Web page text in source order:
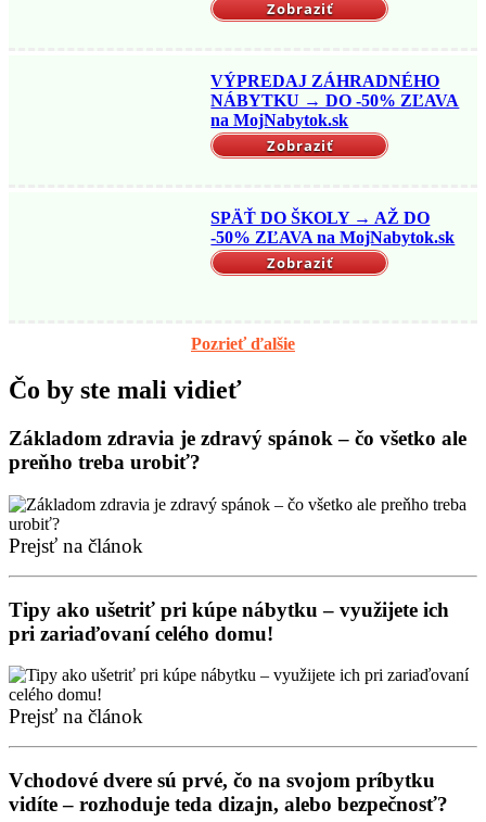
Zobraziť
VÝPREDAJ ZÁHRADNÉHO
NÁBYTKU → DO -50% ZĽAVA
na MojNabytok.sk
Zobraziť
SPÄŤ DO ŠKOLY → AŽ DO
-50% ZĽAVA na MojNabytok.sk
Zobraziť
Pozrieť ďalšie
Čo by ste mali vidieť
Základom zdravia je zdravý spánok – čo všetko ale
preňho treba urobiť?
Prejsť na článok
Tipy ako ušetriť pri kúpe nábytku – využijete ich
pri zariaďovaní celého domu!
Prejsť na článok
Vchodové dvere sú prvé, čo na svojom príbytku
vidíte – rozhoduje teda dizajn, alebo bezpečnosť?